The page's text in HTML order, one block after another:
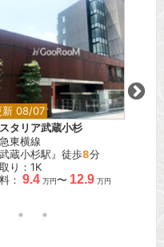
新 08/07
タリア武蔵小杉
東横線
武蔵小杉駅』徒歩8分
り：1K
： 9.4 万円〜 12.9 万円